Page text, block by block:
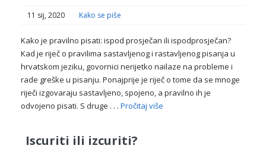
11 sij, 2020 Kako se piše
Kako je pravilno pisati: ispod prosječan ili ispodprosječan?
Kad je riječ o pravilima sastavljenog i rastavljenog pisanja u
hrvatskom jeziku, govornici nerijetko nailaze na probleme i
rade greške u pisanju. Ponajprije je riječ o tome da se mnoge
riječi izgovaraju sastavljeno, spojeno, a pravilno ih je
odvojeno pisati. S druge . . . Pročitaj više
Iscuriti ili izcuriti?